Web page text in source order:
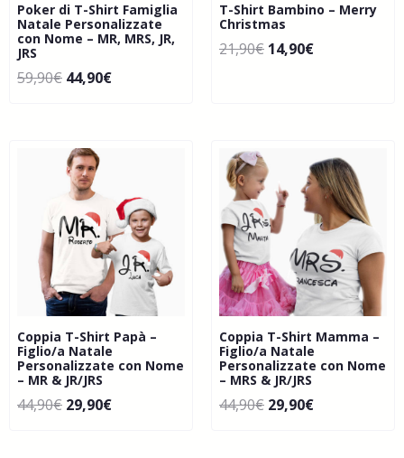
Poker di T-Shirt Famiglia
Natale Personalizzate
con Nome – MR, MRS, JR,
JRS
59,90€ 44,90€
T-Shirt Bambino – Merry
Christmas
21,90€ 14,90€
Coppia T-Shirt Papà –
Figlio/a Natale
Personalizzate con Nome
– MR & JR/JRS
44,90€ 29,90€
Coppia T-Shirt Mamma –
Figlio/a Natale
Personalizzate con Nome
– MRS & JR/JRS
44,90€ 29,90€